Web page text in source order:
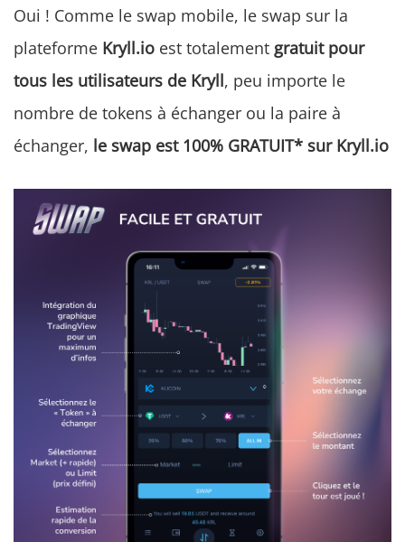
Oui ! Comme le swap mobile, le swap sur la
plateforme Kryll.io est totalement gratuit pour
tous les utilisateurs de Kryll, peu importe le
nombre de tokens à échanger ou la paire à
échanger, le swap est 100% GRATUIT* sur Kryll.io